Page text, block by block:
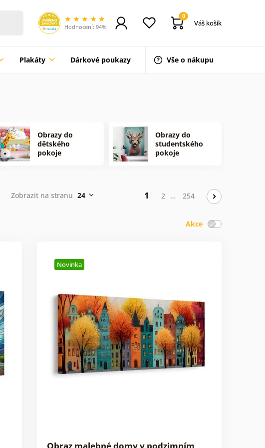
Hodnocení: 94%
0
Váš košík
Plakáty Dárkové poukazy Vše o nákupu
Obrazy do
dětského
pokoje
Obrazy do
studentského
pokoje
Zobrazit na stranu 24 1 2 … 254
Akce
Novinka
Obraz malebné domy v podzimním